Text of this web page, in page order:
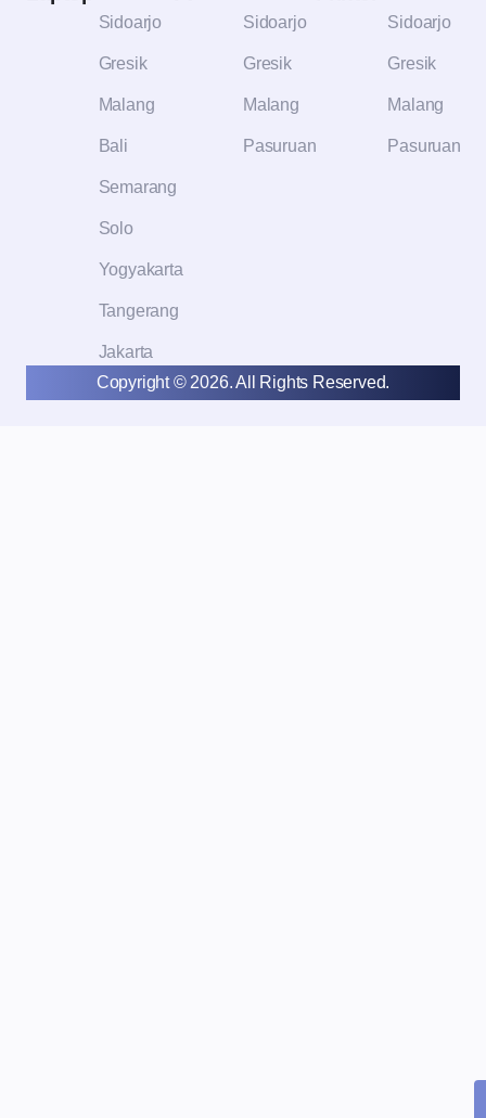
Sidoarjo
Gresik
Malang
Bali
Semarang
Solo
Yogyakarta
Tangerang
Jakarta
Sidoarjo
Gresik
Malang
Pasuruan
Sidoarjo
Gresik
Malang
Pasuruan
Copyright © 2026. All Rights Reserved.